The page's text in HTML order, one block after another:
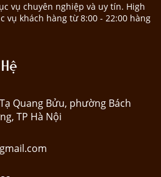
vụ chuyên nghiệp và uy tín. High
vụ khách hàng từ 8:00 - 22:00 hàng
Quang Bửu, phường Bách
TP Hà Nội